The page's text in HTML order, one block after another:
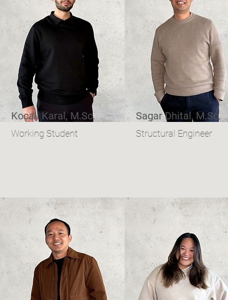
Kocali Karal, M.Sc.
Working Student
Sagar Dhital, M.Sc.
Structural Engineer